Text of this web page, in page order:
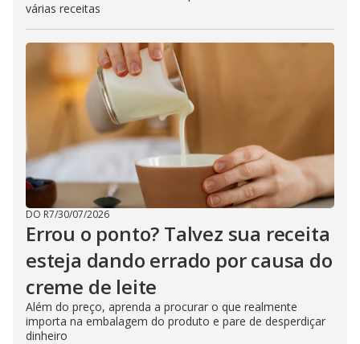
várias receitas
DO R7/30/07/2026
Errou o ponto? Talvez sua receita
esteja dando errado por causa do
creme de leite
Além do preço, aprenda a procurar o que realmente
importa na embalagem do produto e pare de desperdiçar
dinheiro